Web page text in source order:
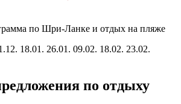
по Шри-Ланке и отдых на пляже
18.01. 26.01. 09.02. 18.02. 23.02.
по отдыху